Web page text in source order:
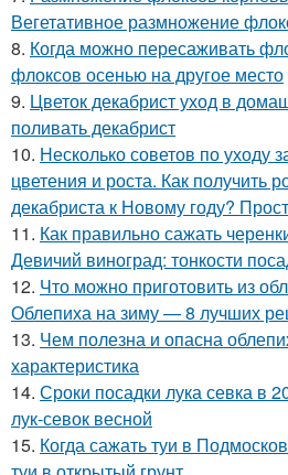
Вегетативное размножение
8. Когда можно пересаживать
флоксов осенью на другое место
9. Цветок декабрист уход в
поливать декабрист
10. Несколько советов по уходу
цветения и роста. Как получить
декабриста к Новому году?
11. Как правильно сажать
Девичий виноград: тонкости
12. Что можно приготовить из
Облепиха на зиму — 8 лучших
13. Чем полезна и опасна
характеристика
14. Сроки посадки лука севка в
лук-севок весной
15. Когда сажать туи в